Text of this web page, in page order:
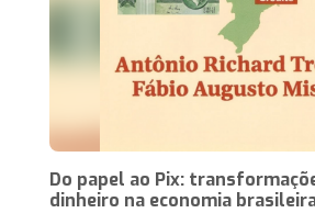
Do papel ao Pix:
dinheiro na economia